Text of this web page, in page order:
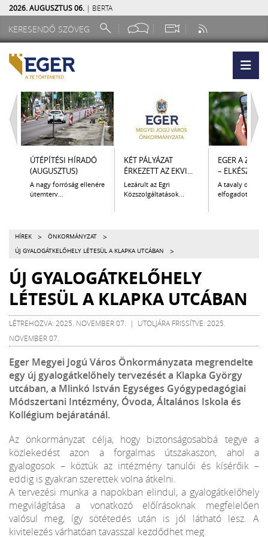
2026. AUGUSZTUS 06. | BERTA
ÚTÉPÍTÉSI HÍRADÓ
(AUGUSZTUS)
A nagy forróság ellenére
ütemterv...
KÉT PÁLYÁZAT
ÉRKEZETT AZ EKVI...
Lezárult az Egri
Közszolgáltatások...
EGER A
– ELKÉSZÜLT
A tavaly
elfogadott
HÍREK > ÖNKORMÁNYZAT >
ÚJ GYALOGÁTKELŐHELY LÉTESÜL A KLAPKA UTCÁBAN >
ÚJ GYALOGÁTKELŐHELY
LÉTESÜL A KLAPKA UTCÁBAN
LÉTREHOZVA: 2025. NOVEMBER 07. | UTOLJÁRA FRISSÍTVE: 2025.
NOVEMBER 07.
Eger Megyei Jogú Város Önkormányzata megrendelte
egy új gyalogátkelőhely tervezését a Klapka György
utcában, a Mlinkó István Egységes Gyógypedagógiai
Módszertani Intézmény, Óvoda, Általános Iskola és
Kollégium bejáratánál.
Az önkormányzat célja, hogy biztonságosabbá tegye a
közlekedést azon a forgalmas útszakaszon, ahol a
gyalogosok – köztük az intézmény tanulói és kísérőik –
eddig is gyakran szerettek volna átkelni.
A tervezési munka a napokban elindul, a gyalogátkelőhely
megvilágítása a vonatkozó előírásoknak megfelelően
valósul meg, így sötétedés után is jól látható lesz. A
kivitelezés várhatóan tavasszal kezdődhet meg.